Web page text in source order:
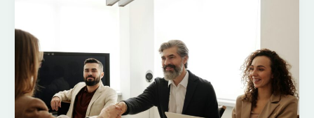
Fragen,
die
Sie
einem
Anbieter
stellen